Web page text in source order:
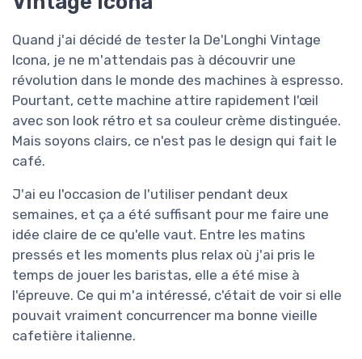
Quand j'ai décidé de tester la De'Longhi Vintage
Icona, je ne m'attendais pas à découvrir une
révolution dans le monde des machines à espresso.
Pourtant, cette machine attire rapidement l'œil
avec son look rétro et sa couleur crème distinguée.
Mais soyons clairs, ce n'est pas le design qui fait le
café.
J'ai eu l'occasion de l'utiliser pendant deux
semaines, et ça a été suffisant pour me faire une
idée claire de ce qu'elle vaut. Entre les matins
pressés et les moments plus relax où j'ai pris le
temps de jouer les baristas, elle a été mise à
l'épreuve. Ce qui m'a intéressé, c'était de voir si elle
pouvait vraiment concurrencer ma bonne vieille
cafetière italienne.